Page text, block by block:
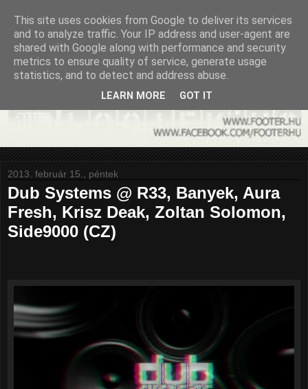
2013. február 15., péntek
Dub Systems @ R33, Banyek, Aura
Fresh, Krisz Deak, Zoltan Solomon,
Side9000 (CZ)
This site uses cookies from Google to deliver its services
and to analyze traffic. Your IP address and user-agent are
shared with Google along with performance and security
metrics to ensure quality of service, generate usage
statistics, and to detect and address abuse.
LEARN MORE GOT IT